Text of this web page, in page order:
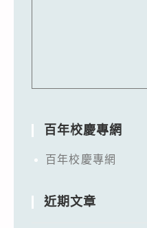
百年校慶專網
百年校慶專網
近期文章